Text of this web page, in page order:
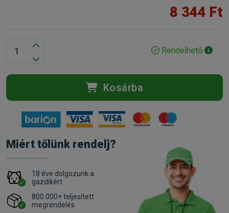
8 344 Ft
Rendelhető
Kosárba
Miért tőlünk rendelj?
18 éve dolgozunk a
gazdikért
800 000+ teljesített
megrendelés